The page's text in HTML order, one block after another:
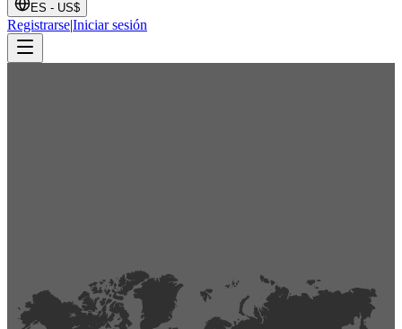
ES - US$
Registrarse|Iniciar sesión